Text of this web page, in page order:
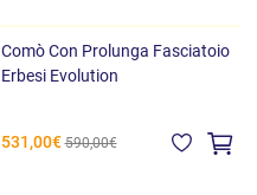
Comò Con Prolunga Fasciatoio
Erbesi Evolution
531,00€ 590,00€